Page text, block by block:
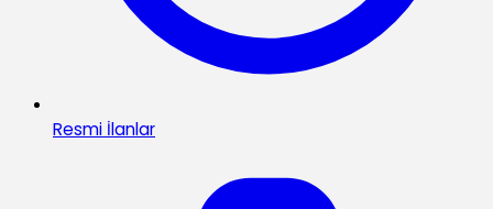
Resmi İlanlar